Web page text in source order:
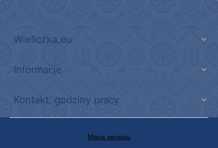
Wieliczka.eu
Informacje
Kontakt, godziny pracy
Mapa serwisu